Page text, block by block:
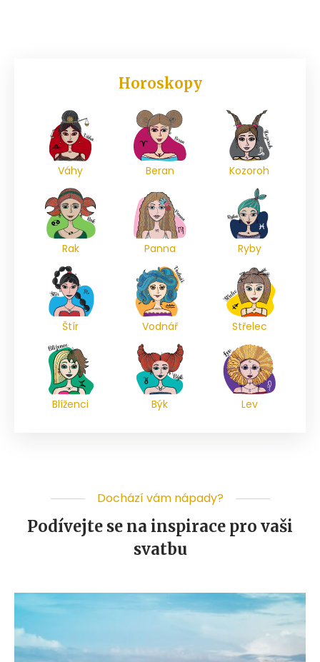
Horoskopy
Váhy Beran Kozoroh
Rak Panna Ryby
Štír Vodnář Střelec
Blíženci Býk Lev
Dochází vám nápady?
Podívejte se na inspirace pro vaši
svatbu